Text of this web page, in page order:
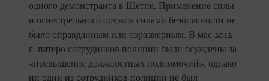
одного демонстранта в Шетпе. Применение силы
и огнестрельного оружия силами безопасности не
было оправданным или соразмерным. В мае 2012
г. пятеро сотрудников полиции были осуждены за
«превышение должностных полномочий», однако
ни один из сотрудников полиции не был